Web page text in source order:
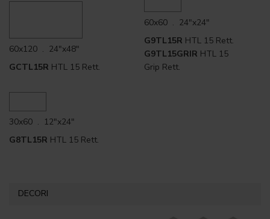
60x120 . 24"x48"
GCTL15R HTL 15 Rett.
60x60 . 24"x24"
G9TL15R HTL 15 Rett.
G9TL15GRIR HTL 15
Grip Rett.
30x60 . 12"x24"
G8TL15R HTL 15 Rett.
DECORI